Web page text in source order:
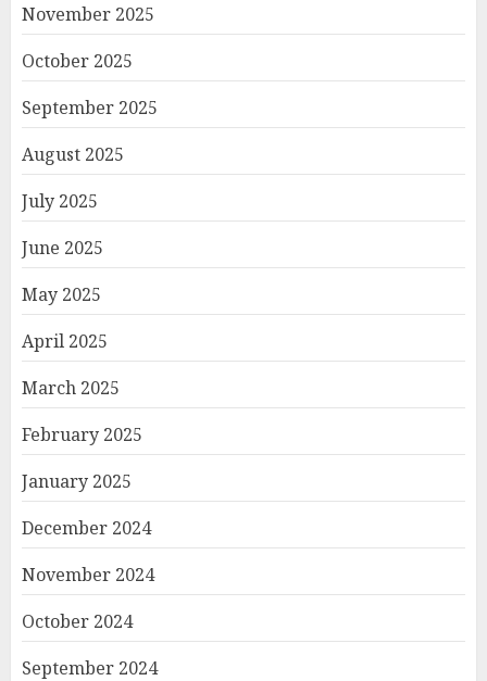
November 2025
October 2025
September 2025
August 2025
July 2025
June 2025
May 2025
April 2025
March 2025
February 2025
January 2025
December 2024
November 2024
October 2024
September 2024